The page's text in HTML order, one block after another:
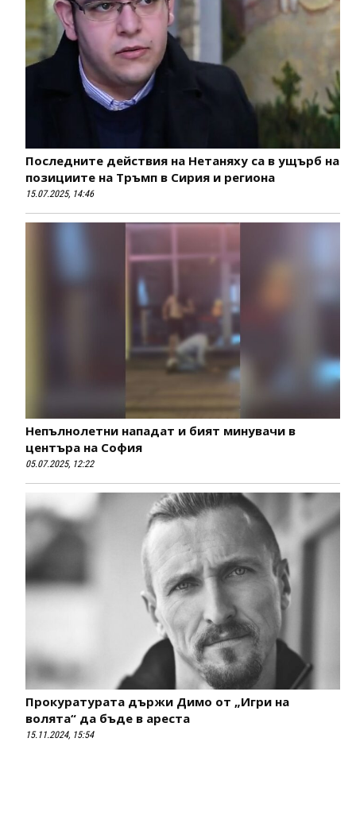
Последните действия на Нетаняху са в ущърб на
позициите на Тръмп в Сирия и региона
15.07.2025, 14:46
Непълнолетни нападат и бият минувачи в
центъра на София
05.07.2025, 12:22
Прокуратурата държи Димо от „Игри на
волята“ да бъде в ареста
15.11.2024, 15:54